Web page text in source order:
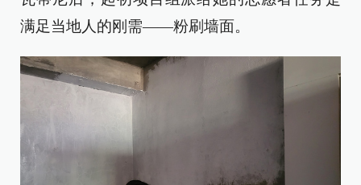
满足当地人的刚需——粉刷墙面。